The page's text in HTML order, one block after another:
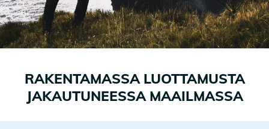
RAKENTAMASSA LUOTTAMUSTA
JAKAUTUNEESSA MAAILMASSA